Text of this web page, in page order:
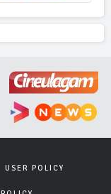
USER POLICY